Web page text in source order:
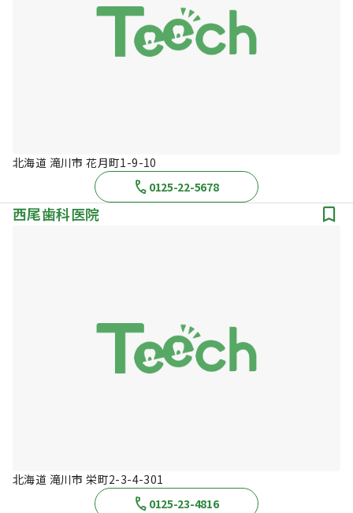
北海道 滝川市 花月町1-9-10
0125-22-5678
西尾歯科医院
北海道 滝川市 栄町2-3-4-301
0125-23-4816